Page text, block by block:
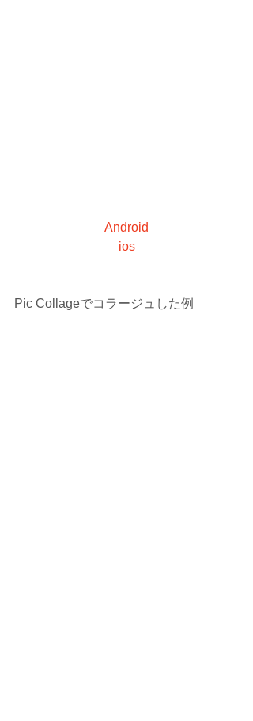
Android
ios
​Pic Collageでコラージュした例